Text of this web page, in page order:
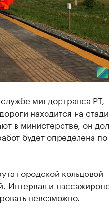
миндортранса РТ,
находится на
в министерстве, он
будет определена по
городской кольцевой
Интервал и
невозможно.